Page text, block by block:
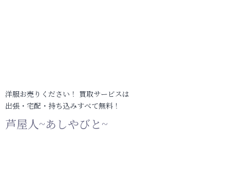
洋服お売りください！ 買取サービスは
出張・宅配・持ち込みすべて無料！
芦屋人~あしやびと~